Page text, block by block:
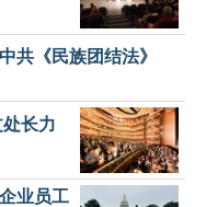
共《民族团结法》
长力
业员工